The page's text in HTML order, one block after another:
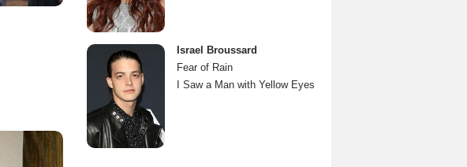
Israel Broussard
Fear of Rain
I Saw a Man with Yellow Eyes